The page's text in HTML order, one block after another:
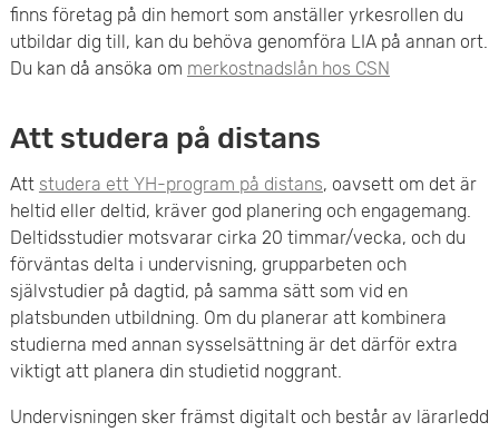
finns företag på din hemort som anställer yrkesrollen du
utbildar dig till, kan du behöva genomföra LIA på annan ort.
Du kan då ansöka om merkostnadslån hos CSN
Att studera på distans
Att studera ett YH-program på distans, oavsett om det är
heltid eller deltid, kräver god planering och engagemang.
Deltidsstudier motsvarar cirka 20 timmar/vecka, och du
förväntas delta i undervisning, grupparbeten och
självstudier på dagtid, på samma sätt som vid en
platsbunden utbildning. Om du planerar att kombinera
studierna med annan sysselsättning är det därför extra
viktigt att planera din studietid noggrant.
Undervisningen sker främst digitalt och består av lärarledd